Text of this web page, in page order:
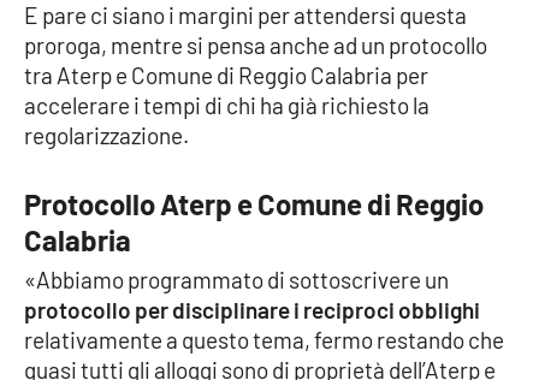
E pare ci siano i margini per attendersi questa
proroga, mentre si pensa anche ad un protocollo
tra Aterp e Comune di Reggio Calabria per
accelerare i tempi di chi ha già richiesto la
regolarizzazione.
Protocollo Aterp e Comune di Reggio
Calabria
«Abbiamo programmato di sottoscrivere un
protocollo per disciplinare i reciproci obblighi
relativamente a questo tema, fermo restando che
quasi tutti gli alloggi sono di proprietà dell’Aterp e